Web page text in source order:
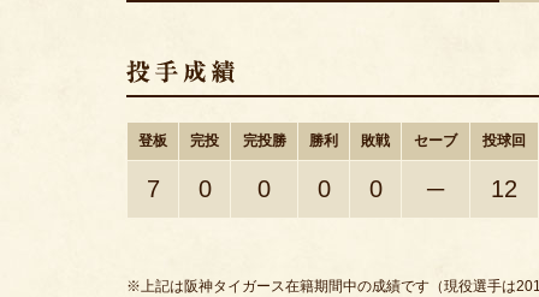
登板 完投 完投勝 勝利 敗戦 セーブ 投球回
7 0 0 0 0 ─ 12
※上記は阪神タイガース在籍期間中の成績です（現役選手は